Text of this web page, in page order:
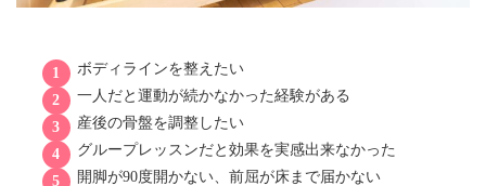
ボディラインを整えたい
一人だと運動が続かなかった経験がある
産後の骨盤を調整したい
グループレッスンだと効果を実感出来なかった
開脚が90度開かない、前屈が床まで届かない